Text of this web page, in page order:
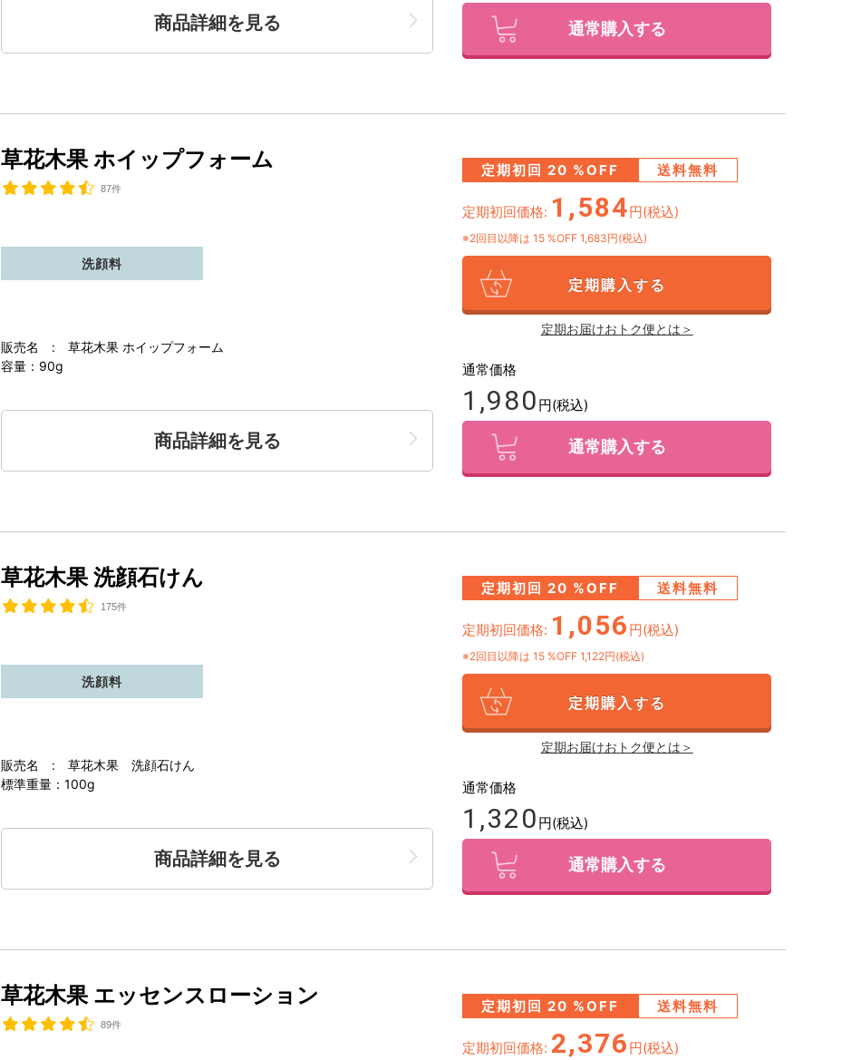
商品詳細を見る 通常購入する
草花木果 ホイップフォーム
87件
販売名 : 草花木果 ホイップフォーム
容量：90g
洗顔料
商品詳細を見る
定期初回 20 %OFF 送料無料
定期初回価格: 1,584円(税込)
※2回目以降は 15 %OFF 1,683円(税込)
定期購入する
定期お届けおトク便とは＞
通常価格
1,980 円(税込)
通常購入する
草花木果 洗顔石けん
175件
販売名 : 草花木果 洗顔石けん
標準重量：100g
洗顔料
商品詳細を見る
定期初回 20 %OFF 送料無料
定期初回価格: 1,056 円(税込)
※2回目以降は 15 %OFF 1,122円(税込)
定期購入する
定期お届けおトク便とは＞
通常価格
1,320 円(税込)
通常購入する
草花木果 エッセンスローション
89件
定期初回 20 %OFF 送料無料
定期初回価格: 2,376 円(税込)